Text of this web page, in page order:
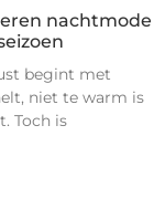
nachtmode
begint met
niet te warm is
Toch is